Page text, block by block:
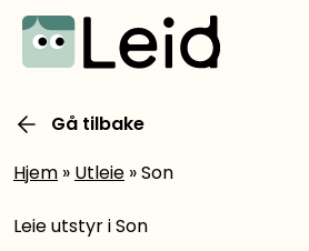
Gå tilbake
Hjem » Utleie »Son
Leie utstyr i Son